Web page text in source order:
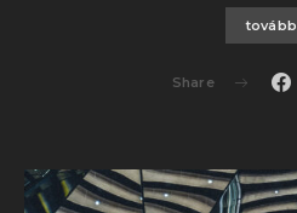
tovább
Share